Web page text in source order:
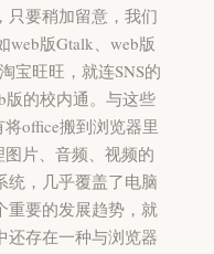
只要稍加留意，我们
web版Gtalk、web版
宝旺旺，就连SNS的
版的校内通。与这些
office搬到浏览器里
图片、音频、视频的
统，几乎覆盖了电脑
重要的发展趋势，就
还存在一种与浏览器